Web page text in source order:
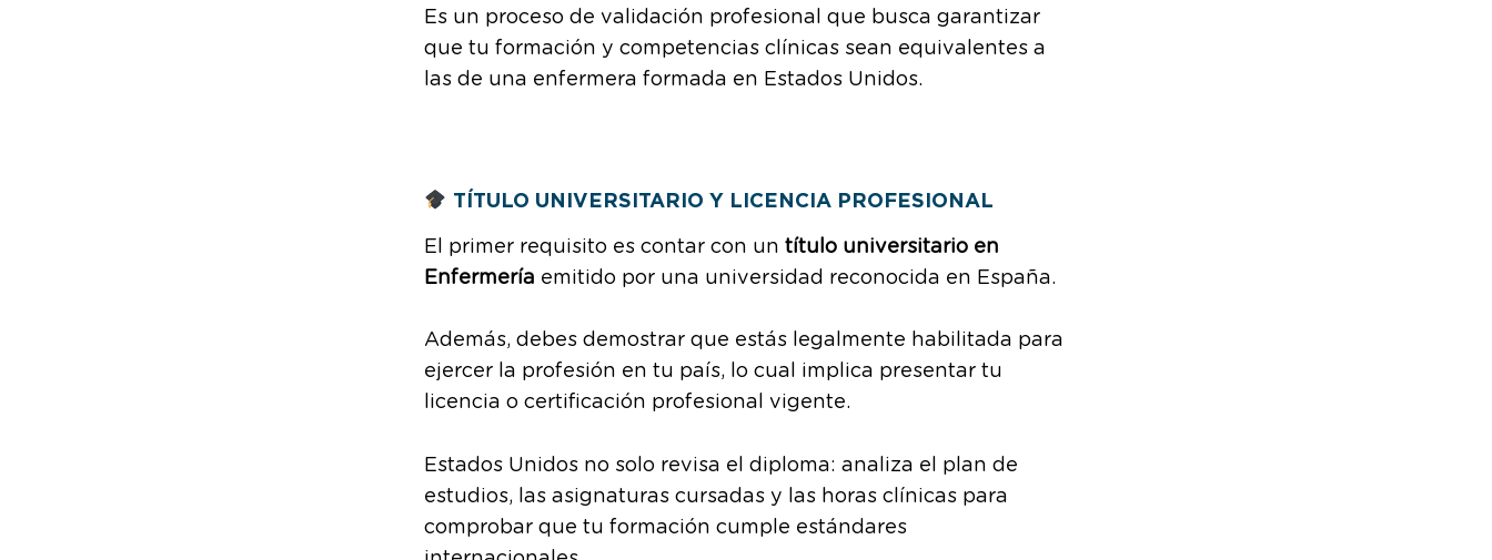
Es un proceso de validación profesional que busca garantizar
que tu formación y competencias clínicas sean equivalentes a
las de una enfermera formada en Estados Unidos.
TÍTULO UNIVERSITARIO Y LICENCIA PROFESIONAL
El primer requisito es contar con un título universitario en
Enfermería emitido por una universidad reconocida en España.
Además, debes demostrar que estás legalmente habilitada para
ejercer la profesión en tu país, lo cual implica presentar tu
licencia o certificación profesional vigente.
Estados Unidos no solo revisa el diploma: analiza el plan de
estudios, las asignaturas cursadas y las horas clínicas para
comprobar que tu formación cumple estándares